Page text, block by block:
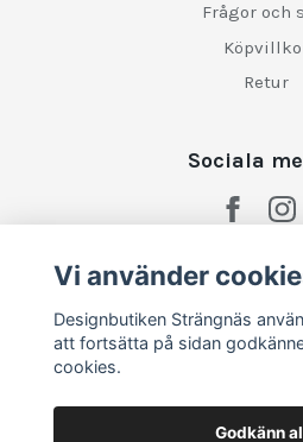
Frågor och
Retur
Sociala
Vi använder
Designbutiken Strängnäs
att fortsätta på sidan
cookies.
Godkänn